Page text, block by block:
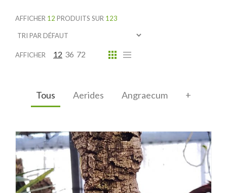
AFFICHER 12 PRODUITS SUR 123
AFFICHER 12 36 72
Tous Aerides Angraecum +